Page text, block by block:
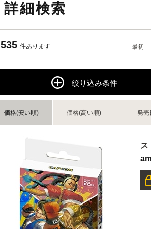
詳細検索
535 件あります 最初
絞り込み条件
価格(安い順) 価格(高い順) 発売
ス